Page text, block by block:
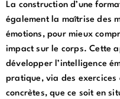
La construction d’une
également la maîtrise des
émotions, pour mieux
impact sur le corps. Cette
développer l’intelligence
pratique, via des exercices
concrètes, que ce soit en